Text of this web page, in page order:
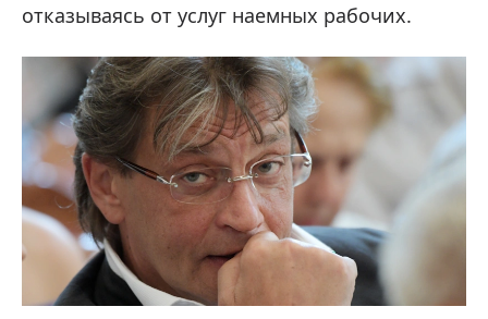
отказываясь от услуг наемных рабочих.